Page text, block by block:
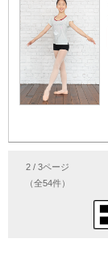
2 / 3ページ
（全54件）